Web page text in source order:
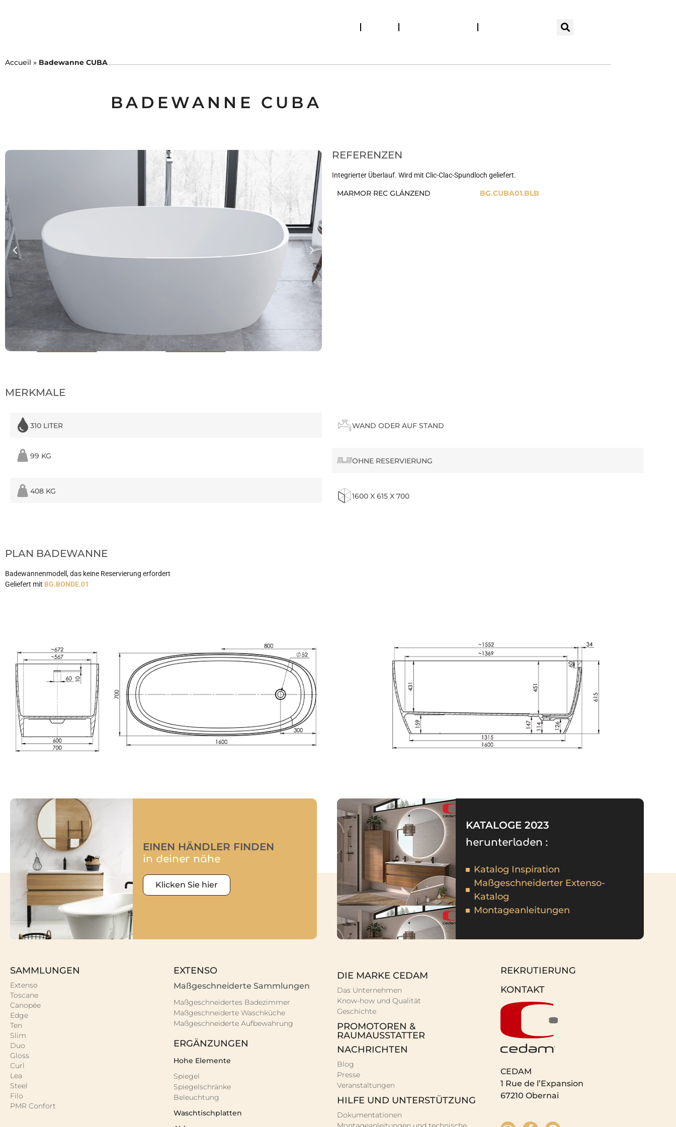
Accueil » Badewanne CUBA
BADEWANNE CUBA
REFERENZEN
Integrierter Überlauf. Wird mit Clic-Clac-Spundloch geliefert.
MARMOR REC GLÄNZEND BG.CUBA01.BLB
MERKMALE
310 LITER
99 KG
408 KG
WAND ODER AUF STAND
OHNE RESERVIERUNG
1600 X 615 X 700
PLAN BADEWANNE
Badewannenmodell, das keine Reservierung erfordert
Geliefert mit BG.BONDE.01
EINEN HÄNDLER FINDEN
in deiner nähe
Klicken Sie hier
KATALOGE 2023
herunterladen :
Katalog Inspiration
Maßgeschneiderter Extenso-
Katalog
Montageanleitungen
SAMMLUNGEN
Extenso
Toscane
Canopée
Edge
Ten
Slim
Duo
Gloss
Curl
Lea
Steel
Filo
PMR Confort
EXTENSO
Maßgeschneiderte Sammlungen
Maßgeschneidertes Badezimmer
Maßgeschneiderte Waschküche
Maßgeschneiderte Aufbewahrung
ERGÄNZUNGEN
Hohe Elemente
Spiegel
Spiegelschränke
Beleuchtung
Waschtischplatten
DIE MARKE CEDAM
Das Unternehmen
Know-how und Qualität
Geschichte
PROMOTOREN &
RAUMAUSSTATTER
NACHRICHTEN
Blog
Presse
Veranstaltungen
HILFE UND UNTERSTÜTZUNG
Dokumentationen
REKRUTIERUNG
KONTAKT
CEDAM
1 Rue de l’Expansion
67210 Obernai